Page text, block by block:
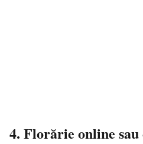
4. Florărie online